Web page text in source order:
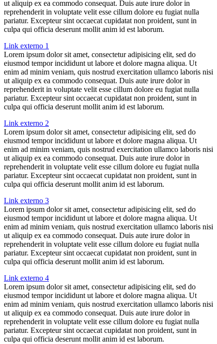
ut aliquip ex ea commodo consequat. Duis aute irure dolor in
reprehenderit in voluptate velit esse cillum dolore eu fugiat nulla
pariatur. Excepteur sint occaecat cupidatat non proident, sunt in
culpa qui officia deserunt mollit anim id est laborum.
Link externo 1
Lorem ipsum dolor sit amet, consectetur adipisicing elit, sed do
eiusmod tempor incididunt ut labore et dolore magna aliqua. Ut
enim ad minim veniam, quis nostrud exercitation ullamco laboris nisi
ut aliquip ex ea commodo consequat. Duis aute irure dolor in
reprehenderit in voluptate velit esse cillum dolore eu fugiat nulla
pariatur. Excepteur sint occaecat cupidatat non proident, sunt in
culpa qui officia deserunt mollit anim id est laborum.
Link externo 2
Lorem ipsum dolor sit amet, consectetur adipisicing elit, sed do
eiusmod tempor incididunt ut labore et dolore magna aliqua. Ut
enim ad minim veniam, quis nostrud exercitation ullamco laboris nisi
ut aliquip ex ea commodo consequat. Duis aute irure dolor in
reprehenderit in voluptate velit esse cillum dolore eu fugiat nulla
pariatur. Excepteur sint occaecat cupidatat non proident, sunt in
culpa qui officia deserunt mollit anim id est laborum.
Link externo 3
Lorem ipsum dolor sit amet, consectetur adipisicing elit, sed do
eiusmod tempor incididunt ut labore et dolore magna aliqua. Ut
enim ad minim veniam, quis nostrud exercitation ullamco laboris nisi
ut aliquip ex ea commodo consequat. Duis aute irure dolor in
reprehenderit in voluptate velit esse cillum dolore eu fugiat nulla
pariatur. Excepteur sint occaecat cupidatat non proident, sunt in
culpa qui officia deserunt mollit anim id est laborum.
Link externo 4
Lorem ipsum dolor sit amet, consectetur adipisicing elit, sed do
eiusmod tempor incididunt ut labore et dolore magna aliqua. Ut
enim ad minim veniam, quis nostrud exercitation ullamco laboris nisi
ut aliquip ex ea commodo consequat. Duis aute irure dolor in
reprehenderit in voluptate velit esse cillum dolore eu fugiat nulla
pariatur. Excepteur sint occaecat cupidatat non proident, sunt in
culpa qui officia deserunt mollit anim id est laborum.